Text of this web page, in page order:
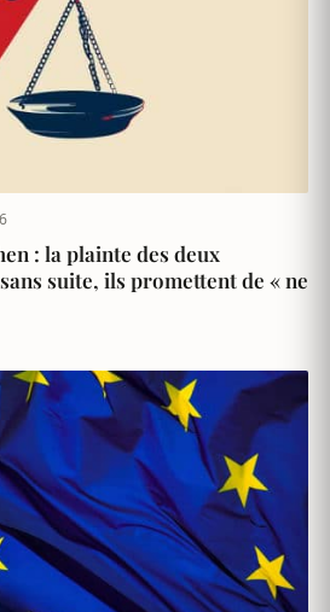
: la plainte des deux
suite, ils promettent de « ne